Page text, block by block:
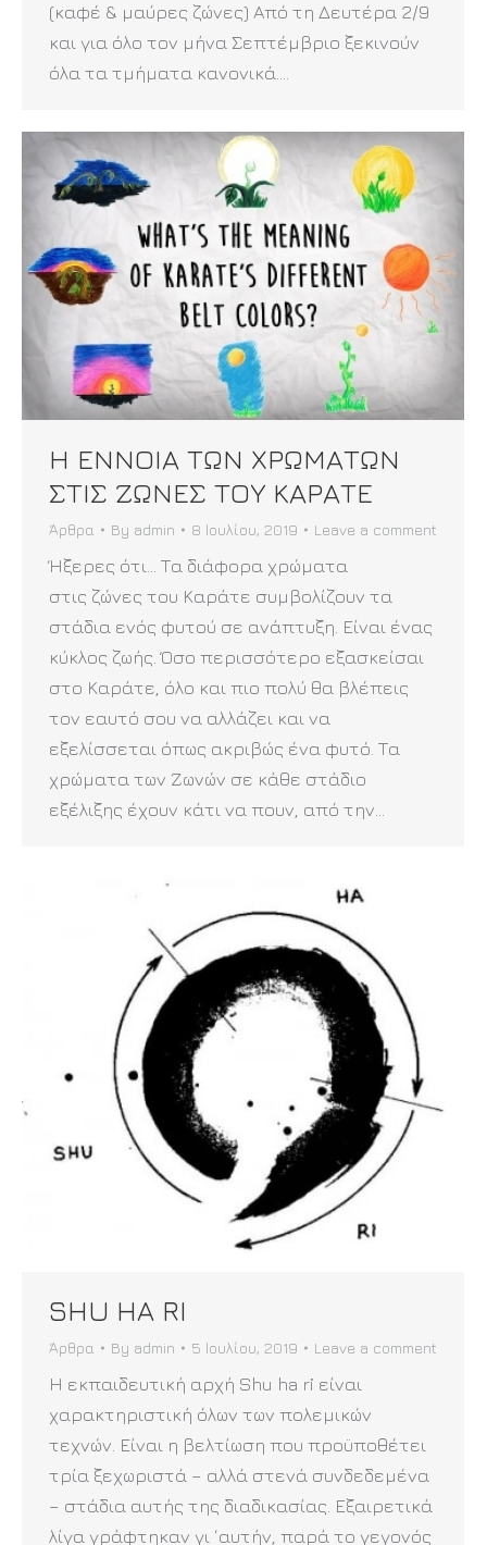
(καφέ & μαύρες ζώνες) Από τη Δευτέρα 2/9
και για όλο τον μήνα Σεπτέμβριο ξεκινούν
όλα τα τμήματα κανονικά.…
Η ΕΝΝΟΙΑ ΤΩΝ ΧΡΩΜΑΤΩΝ
ΣΤΙΣ ΖΩΝΕΣ ΤΟΥ ΚΑΡΑΤΕ
Άρθρα By admin 8 Ιουλίου, 2019 Leave a comment
Ήξερες ότι… Τα διάφορα χρώματα
στις ζώνες του Καράτε συμβολίζουν τα
στάδια ενός φυτού σε ανάπτυξη. Είναι ένας
κύκλος ζωής. Όσο περισσότερο εξασκείσαι
στο Καράτε, όλο και πιο πολύ θα βλέπεις
τον εαυτό σου να αλλάζει και να
εξελίσσεται όπως ακριβώς ένα φυτό. Τα
χρώματα των Ζωνών σε κάθε στάδιο
εξέλιξης έχουν κάτι να πουν, από την…
SHU HA RI
Άρθρα By admin 5 Ιουλίου, 2019 Leave a comment
Η εκπαιδευτική αρχή Shu ha ri είναι
χαρακτηριστική όλων των πολεμικών
τεχνών. Είναι η βελτίωση που προϋποθέτει
τρία ξεχωριστά – αλλά στενά συνδεδεμένα
– στάδια αυτής της διαδικασίας. Εξαιρετικά
λίγα γράφτηκαν γι ‘αυτήν, παρά το γεγονός